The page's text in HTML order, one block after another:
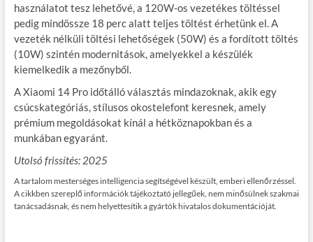
használatot tesz lehetővé, a 120W-os vezetékes töltéssel
pedig mindössze 18 perc alatt teljes töltést érhetünk el. A
vezeték nélküli töltési lehetőségek (50W) és a fordított töltés
(10W) szintén modernitások, amelyekkel a készülék
kiemelkedik a mezőnyből.
A Xiaomi 14 Pro időtálló választás mindazoknak, akik egy
csúcskategóriás, stílusos okostelefont keresnek, amely
prémium megoldásokat kínál a hétköznapokban és a
munkában egyaránt.
Utolsó frissítés: 2025
A tartalom mesterséges intelligencia segítségével készült, emberi ellenőrzéssel.
A cikkben szereplő információk tájékoztató jellegűek, nem minősülnek szakmai
tanácsadásnak, és nem helyettesítik a gyártók hivatalos dokumentációját.